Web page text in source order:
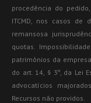
procedência do
ITCMD, nos casos de
remansosa
quotas.
patrimônios da
do art. 14, § 3º, da Lei
advocatícios
Recursos não providos.